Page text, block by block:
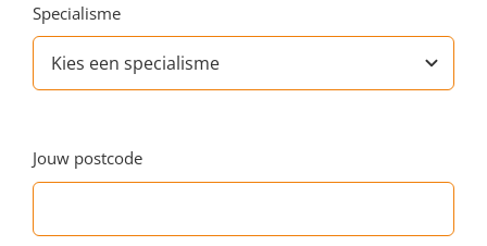
Specialisme
Jouw postcode